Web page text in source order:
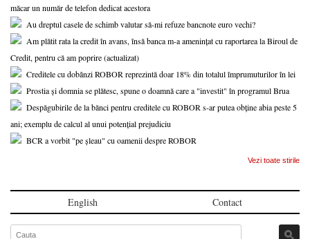
măcar un număr de telefon dedicat acestora
Au dreptul casele de schimb valutar să-mi refuze bancnote euro vechi?
Am plătit rata la credit în avans, însă banca m-a amenințat cu raportarea la Biroul de
Credit, pentru că am poprire (actualizat)
Creditele cu dobânzi ROBOR reprezintă doar 18% din totalul împrumuturilor în lei
Prostia și domnia se plătesc, spune o doamnă care a "investit" în programul Brua
Despăgubirile de la bănci pentru creditele cu ROBOR s-ar putea obține abia peste 5
ani; exemplu de calcul al unui potențial prejudiciu
BCR a vorbit "pe șleau" cu oamenii despre ROBOR
Vezi toate stirile
English Contact